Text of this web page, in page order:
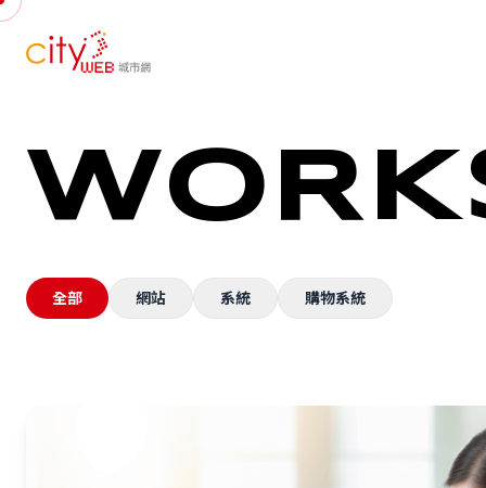
全部 網站 系統 購物系統